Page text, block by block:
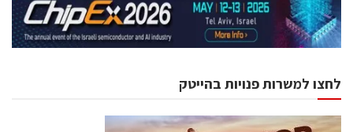
לחצו למשרות פנויות בהייטק